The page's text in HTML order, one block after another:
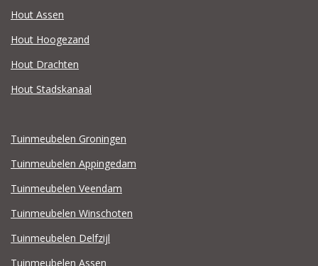
Hout Assen
Hout Hoogezand
Hout Drachten
Hout Stadskanaal
Tuinmeubelen Groningen
Tuinmeubelen Appingedam
Tuinmeubelen Veendam
Tuinmeubelen Winschoten
Tuinmeubelen Delfzijl
Tuinmeubelen Assen